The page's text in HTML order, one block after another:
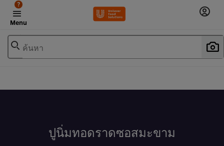
Menu
?
ค้นหา
ปูนิ่มทอดราดซอสมะขาม